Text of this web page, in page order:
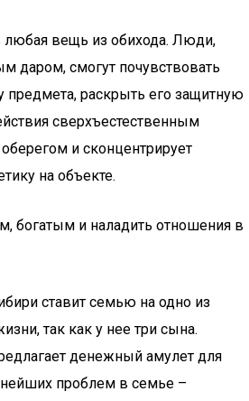
любая вещь из обихода. Люди,
даром, смогут почувствовать
предмета, раскрыть его защитную
сверхъестественным
и сконцентрирует
на объекте.
богатым и наладить отношения в
ставит семью на одно из
так как у нее три сына.
денежный амулет для
проблем в семье –